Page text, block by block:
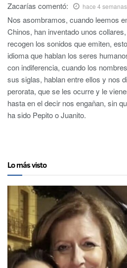
Zacarías comentó: hace 4 semanas
Nos asombramos, cuando leemos
Chinos, han inventado unos
recogen los sonidos que emiten,
idioma que hablan los seres
con indiferencia, cuando los
sus siglas, hablan entre ellos y nos
perorata, que se les ocurre y le
hasta en el decir nos engañan, sin
ha sido Pepito o Juanito.
Lo más visto